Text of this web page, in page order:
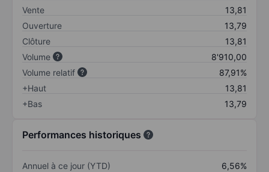
Vente
13,81
Ouverture
13,79
Clôture
13,81
Volume
8'910,00
Volume relatif
87,91%
+Haut
13,81
+Bas
13,79
Performances historiques
Annuel à ce jour (YTD)
6,56%